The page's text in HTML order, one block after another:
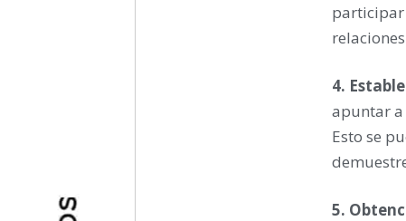
participar
4.
apuntar a
Esto se
5.